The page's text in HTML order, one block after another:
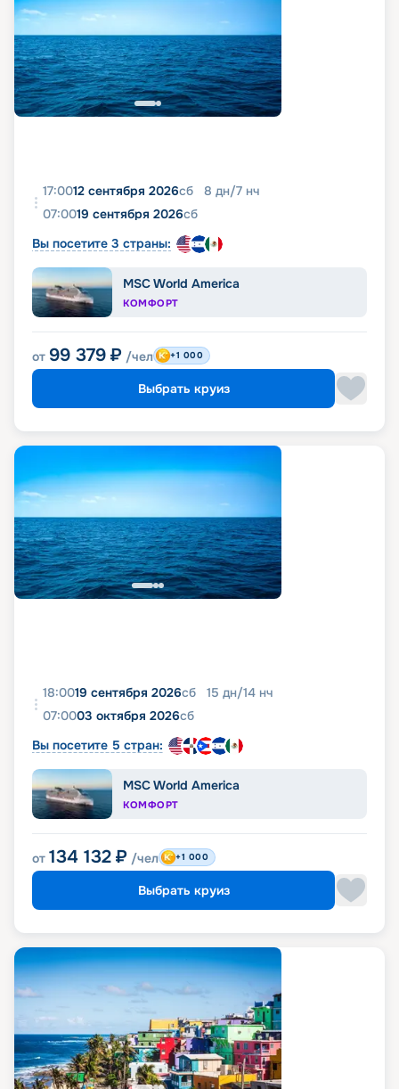
17:0012 сентября 2026сб 8 дн/7 нч
07:0019 сентября 2026сб
Вы посетите 3 страны:
MSC World America
КОМФОРТ
от 99 379 ₽ /чел +1 000
Выбрать круиз
18:0019 сентября 2026сб 15 дн/14 нч
07:0003 октября 2026сб
Вы посетите 5 стран:
MSC World America
КОМФОРТ
от 134 132 ₽ /чел +1 000
Выбрать круиз